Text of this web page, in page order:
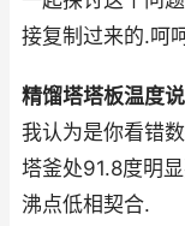
接复制过来的.呵
精馏塔塔板温度
我认为是你看错
塔釜处91.8度明
沸点低相契合.